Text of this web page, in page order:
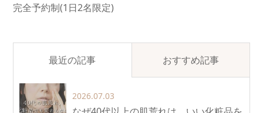
完全予約制(1日2名限定)
最近の記事 おすすめ記事
2026.07.03